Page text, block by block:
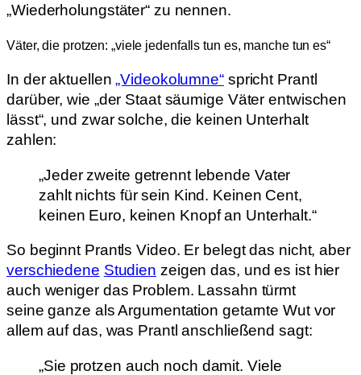
„Wiederholungstäter“ zu nennen.
Väter, die protzen: „viele jedenfalls tun es, manche tun es“
In der aktuellen„Videokolumne“spricht Prantl
darüber, wie „der Staat säumige Väter entwischen
lässt“, und zwar solche, die keinen Unterhalt
zahlen:
„Jeder zweite getrennt lebende Vater
zahlt nichts für sein Kind. Keinen Cent,
keinen Euro, keinen Knopf an Unterhalt.“
So beginnt Prantls Video. Er belegt das nicht, aber
verschiedene Studien zeigen das, und es ist hier
auch weniger das Problem. Lassahn türmt
seine ganze als Argumentation getarnte Wut vor
allem auf das, was Prantl anschließend sagt:
„Sie protzen auch noch damit. Viele